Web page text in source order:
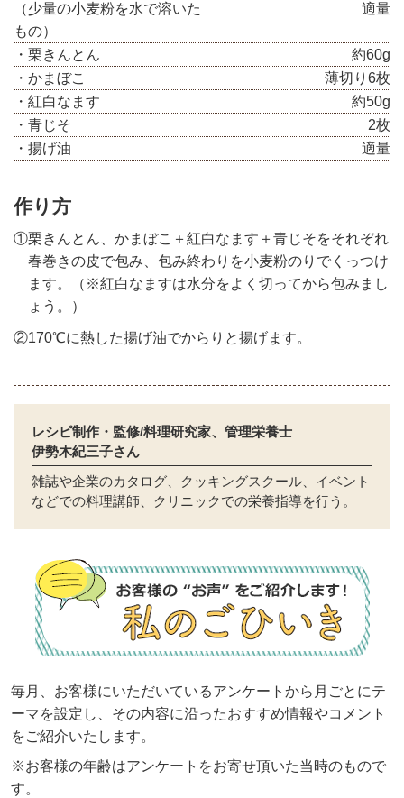
（少量の小麦粉を水で溶いた
もの）
適量
・栗きんとん
約60g
・かまぼこ
薄切り6枚
・紅白なます
約50g
・青じそ
2枚
・揚げ油
適量
作り方
①栗きんとん、かまぼこ＋紅白なます＋青じそをそれぞれ
春巻きの皮で包み、包み終わりを小麦粉のりでくっつけ
ます。（※紅白なますは水分をよく切ってから包みまし
ょう。）
②170℃に熱した揚げ油でからりと揚げます。
レシピ制作・監修/料理研究家、管理栄養士
伊勢木紀三子さん
雑誌や企業のカタログ、クッキングスクール、イベント
などでの料理講師、クリニックでの栄養指導を行う。
毎月、お客様にいただいているアンケートから月ごとにテ
ーマを設定し、その内容に沿ったおすすめ情報やコメント
をご紹介いたします。
※お客様の年齢はアンケートをお寄せ頂いた当時のもので
す。